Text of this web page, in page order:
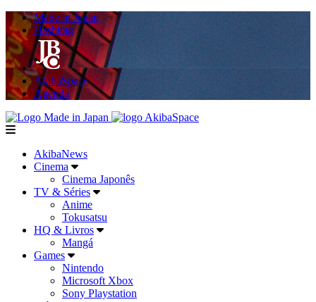
Made in Japan
Hashitag
AkibaSpace
Agenda
Powered By Made in Japan
AkibaSpace
menu
AkibaNews
Cinema
Cinema Japonês
TV & Séries
Anime
Tokusatsu
HQ & Livros
Mangá
Games
Nintendo
Microsoft Xbox
Sony Playstation